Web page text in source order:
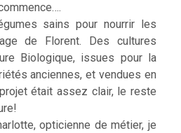
sains pour nourrir les
de Florent. Des cultures
Biologique, issues pour la
anciennes, et vendues en
était assez clair, le reste
opticienne de métier, je